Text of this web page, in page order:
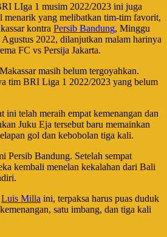
LIga 1 musim 2022/2023 ini juga
menarik yang melibatkan tim-tim favorit,
kontra Persib Bandung, Minggu
2022, dilanjutkan malam harinya
FC vs Persija Jakarta.
masih belum tergoyahkan.
tim BRI Liga 1 2022/2023 yang belum
ini telah meraih empat kemenangan dan
Juku Eja tersebut baru memainkan
gol dan kebobolan tiga kali.
Persib Bandung. Setelah sempat
kembali menelan kekalahan dari Bali
Luis Milla ini, terpaksa harus puas duduk
satu imbang, dan tiga kali